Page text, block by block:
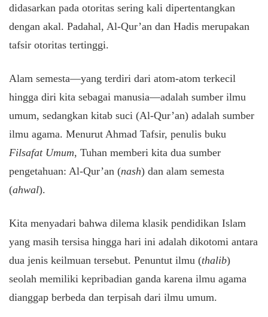
didasarkan pada otoritas sering kali dipertentangkan
dengan akal. Padahal, Al-Qur’an dan Hadis merupakan
tafsir otoritas tertinggi.
​Alam semesta—yang terdiri dari atom-atom terkecil
hingga diri kita sebagai manusia—adalah sumber ilmu
umum, sedangkan kitab suci (Al-Qur’an) adalah sumber
ilmu agama. Menurut Ahmad Tafsir, penulis buku
Filsafat Umum, Tuhan memberi kita dua sumber
pengetahuan: Al-Qur’an (nash) dan alam semesta
(ahwal).
​Kita menyadari bahwa dilema klasik pendidikan Islam
yang masih tersisa hingga hari ini adalah dikotomi antara
dua jenis keilmuan tersebut. Penuntut ilmu (thalib)
seolah memiliki kepribadian ganda karena ilmu agama
dianggap berbeda dan terpisah dari ilmu umum.